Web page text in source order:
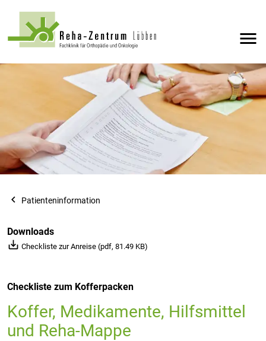
menu
navigate_before Patienteninformation
Downloads
save_alt Checkliste zur Anreise (pdf, 81.49 KB)
Checkliste zum Kofferpacken
Koffer, Medikamente, Hilfsmittel
und Reha-Mappe